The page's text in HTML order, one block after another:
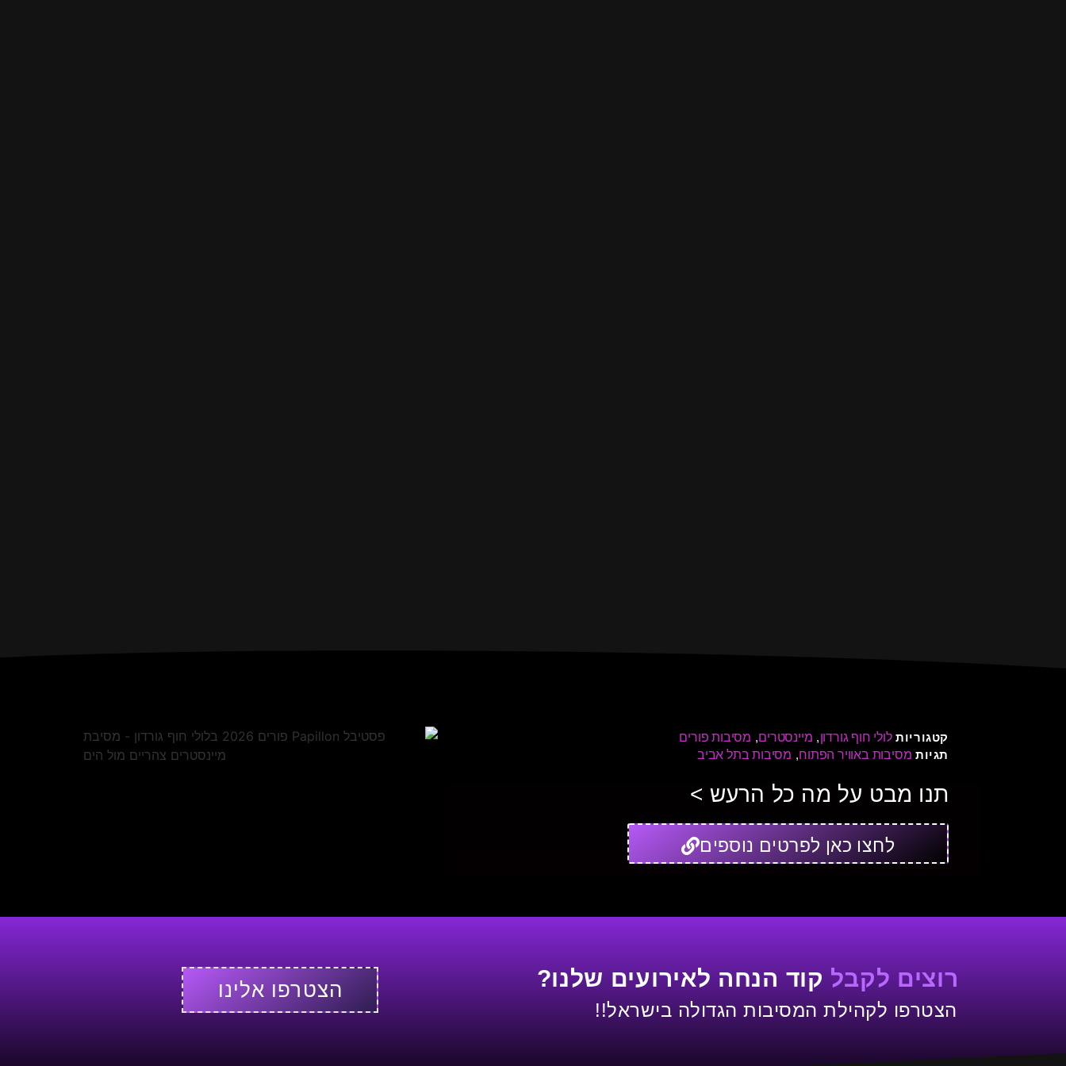
קטגוריות לולי חוף גורדון, מיינסטרים, מסיבות פורים
תגיות מסיבות באוויר הפתוח, מסיבות בתל אביב
תנו מבט על מה כל הרעש >
לחצו כאן לפרטים נוספים
רוצים לקבל קוד הנחה לאירועים שלנו?
הצטרפו לקהילת המסיבות הגדולה בישראל!!
הצטרפו אלינו